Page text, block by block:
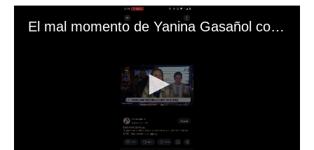
El mal momento de Yanina Gasañol con un hincha argentino en "Subrayado"